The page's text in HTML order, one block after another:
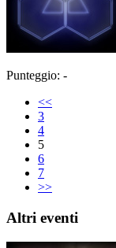
Punteggio: -
<<
3
4
5
6
7
>>
Altri eventi